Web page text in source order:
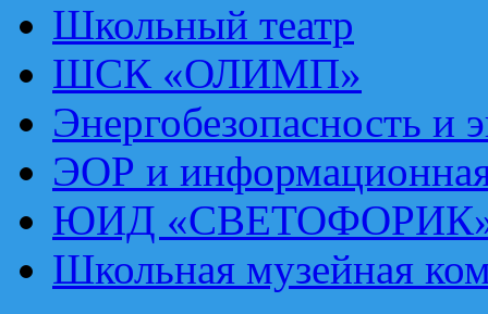
Школьный театр
ШСК «ОЛИМП»
Энергобезопасность и
ЭОР и информационная
ЮИД
Школьная музейная